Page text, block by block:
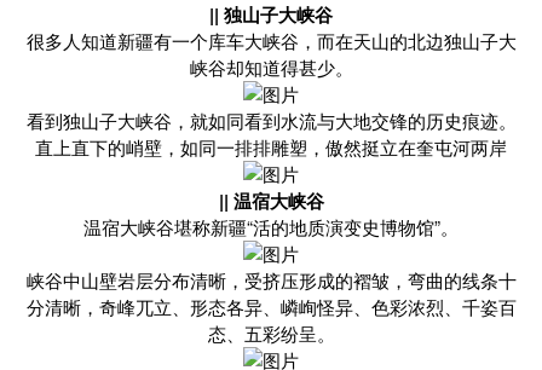
|| 独山子大峡谷
很多人知道新疆有一个库车大峡谷，而在天山的北边独山子大
峡谷却知道得甚少。
看到独山子大峡谷，就如同看到水流与大地交锋的历史痕迹。
直上直下的峭壁，如同一排排雕塑，傲然挺立在奎屯河两岸
|| 温宿大峡谷
温宿大峡谷堪称新疆“活的地质演变史博物馆”。
峡谷中山壁岩层分布清晰，受挤压形成的褶皱，弯曲的线条十
分清晰，奇峰兀立、形态各异、嶙峋怪异、色彩浓烈、千姿百
态、五彩纷呈。